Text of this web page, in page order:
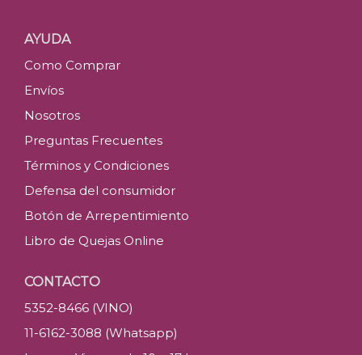
AYUDA
Como Comprar
Envíos
Nosotros
Preguntas Frecuentes
Términos y Condiciones
Defensa del consumidor
Botón de Arrepentimiento
Libro de Quejas Online
CONTACTO
5352-8466 (VINO)
11-6162-3088 (Whatsapp)